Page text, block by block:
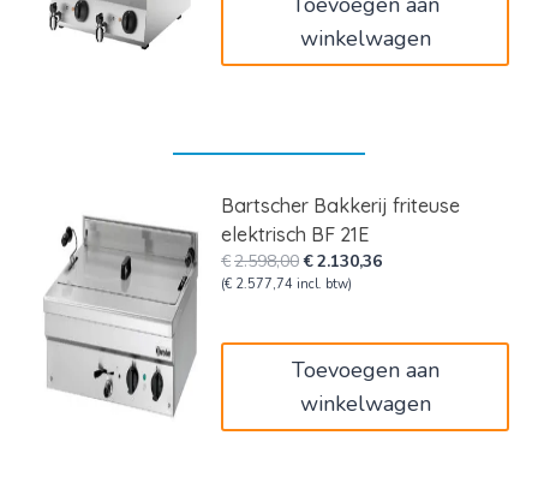
winkelwagen
Bartscher Bakkerij friteuse
elektrisch BF 21E
€2.598,00Oorspronkelijke
prijs
€2.130,36Huidige
(€ 2.577,74 incl. btw)
Toevoegen aan
winkelwagen